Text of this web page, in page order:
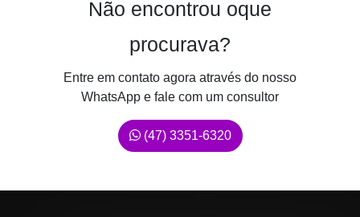
Não encontrou oque
procurava?
Entre em contato agora através do nosso
WhatsApp e fale com um consultor
(47) 3351-6320